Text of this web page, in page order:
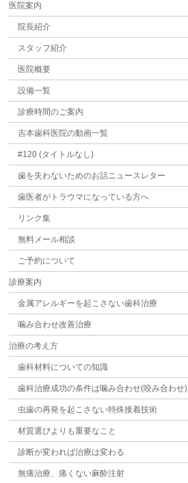
医院案内
院長紹介
スタッフ紹介
医院概要
設備一覧
診療時間のご案内
吉本歯科医院の動画一覧
#120 (タイトルなし)
歯を失わないためのお話ニュースレター
歯医者がトラウマになっている方へ
リンク集
無料メール相談
ご予約について
診療案内
金属アレルギーを起こさない歯科治療
噛み合わせ改善治療
治療の考え方
歯科材料についての知識
歯科治療成功の条件は噛み合わせ(咬み合わせ)
虫歯の再発を起こさない特殊接着技術
材質選びよりも重要なこと
診断が変われば治療は変わる
無痛治療、痛くない麻酔注射